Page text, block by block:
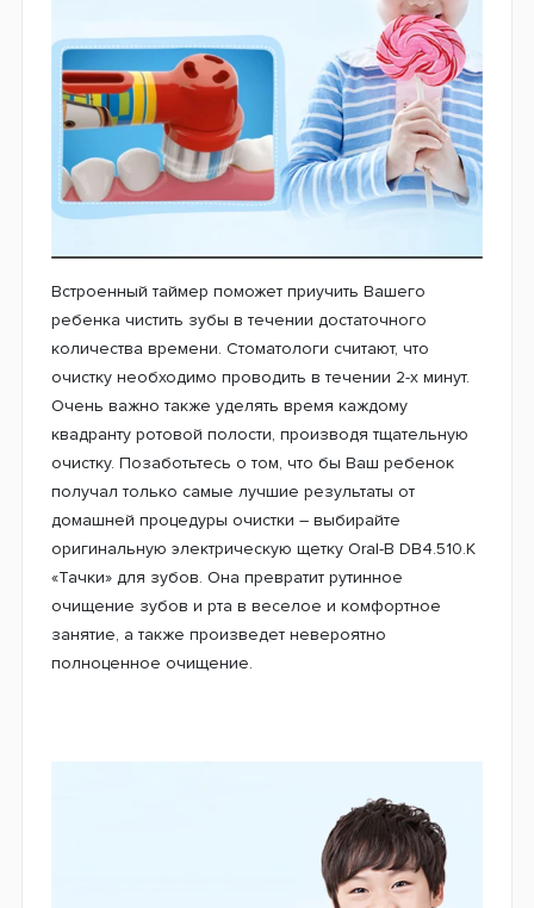
Встроенный таймер поможет приучить Вашего
ребенка чистить зубы в течении достаточного
количества времени. Стоматологи считают, что
очистку необходимо проводить в течении 2-х минут.
Очень важно также уделять время каждому
квадранту ротовой полости, производя тщательную
очистку. Позаботьтесь о том, что бы Ваш ребенок
получал только самые лучшие результаты от
домашней процедуры очистки – выбирайте
оригинальную электрическую щетку Oral-B DB4.510.К
«Тачки» для зубов. Она превратит рутинное
очищение зубов и рта в веселое и комфортное
занятие, а также произведет невероятно
полноценное очищение.